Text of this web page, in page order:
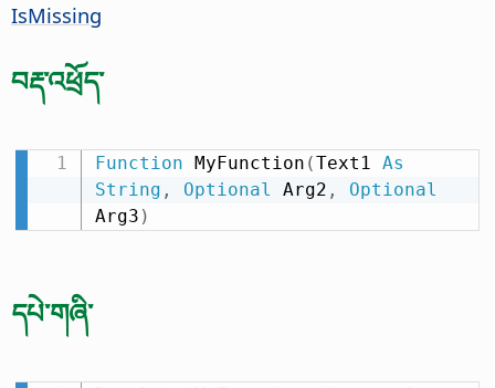
IsMissing
བརྡ་འཕྲོད་
Function MyFunction (Text1 As
String , Optional Arg2 ,
Optional
Arg3 )
དཔེ་གཞི་